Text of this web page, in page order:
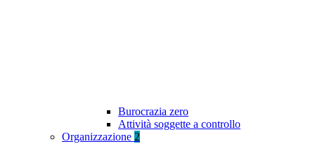
Burocrazia zero
Attività soggette a controllo
Organizzazione 2